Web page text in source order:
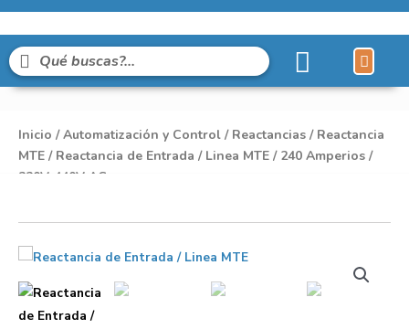
Inicio /Automatización y Control / Reactancias / Reactancia
MTE / Reactancia de Entrada / Linea MTE / 240 Amperios /
220V-440V AC